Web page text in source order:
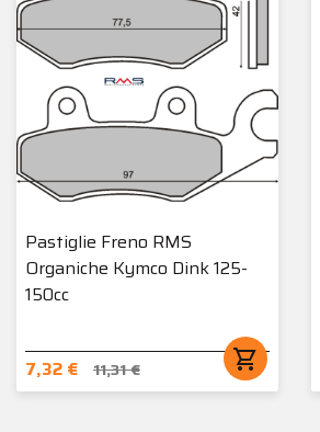
Pastiglie Freno RMS
Organiche Kymco Dink 125-
150cc
7,32 € 11,31 € shopping_cart